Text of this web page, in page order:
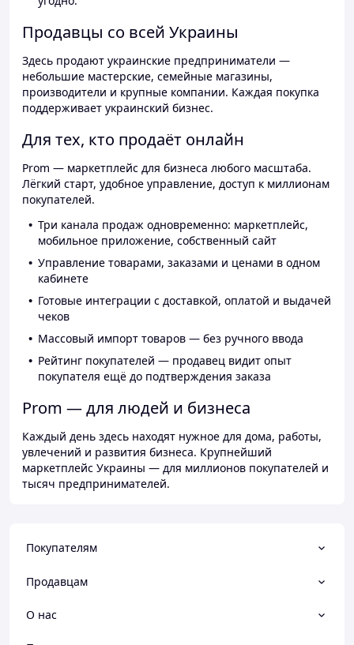
Продавцы со всей Украины
Здесь продают украинские предприниматели —
небольшие мастерские, семейные магазины,
производители и крупные компании. Каждая покупка
поддерживает украинский бизнес.
Для тех, кто продаёт онлайн
Prom — маркетплейс для бизнеса любого масштаба.
Лёгкий старт, удобное управление, доступ к миллионам
покупателей.
Три канала продаж одновременно: маркетплейс,
мобильное приложение, собственный сайт
Управление товарами, заказами и ценами в одном
кабинете
Готовые интеграции с доставкой, оплатой и выдачей
чеков
Массовый импорт товаров — без ручного ввода
Рейтинг покупателей — продавец видит опыт
покупателя ещё до подтверждения заказа
Prom — для людей и бизнеса
Каждый день здесь находят нужное для дома, работы,
увлечений и развития бизнеса. Крупнейший
маркетплейс Украины — для миллионов покупателей и
тысяч предпринимателей.
Покупателям
Продавцам
О нас